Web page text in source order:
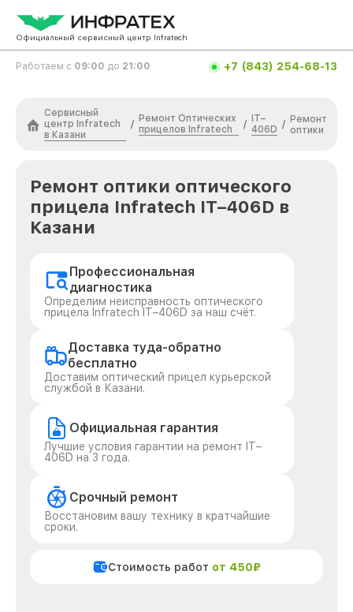
Официальный сервисный центр Infratech
Работаем с 09:00 до 21:00 +7 (843) 254-68-13
Сервисный
центр Infratech
в Казани
/
Ремонт Оптических
прицелов Infratech
/
IT–
406D / Ремонт
оптики
Ремонт оптики оптического
прицела Infratech IT–406D в
Казани
Профессиональная
диагностика
Определим неисправность оптического
прицела Infratech IT–406D за наш счёт.
Доставка туда-обратно
бесплатно
Доставим оптический прицел курьерской
службой в Казани.
Официальная гарантия
Лучшие условия гарантии на ремонт IT–
406D на 3 года.
Срочный ремонт
Восстановим вашу технику в кратчайшие
сроки.
Стоимость работ от 450₽